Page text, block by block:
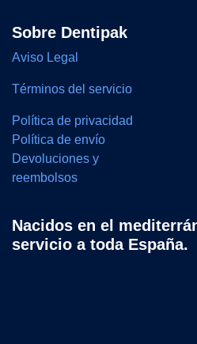
Sobre Dentipak
Aviso Legal
Términos del servicio
Política de privacidad
Política de envío
Devoluciones y
reembolsos
Nacidos en el
servicio a toda España.